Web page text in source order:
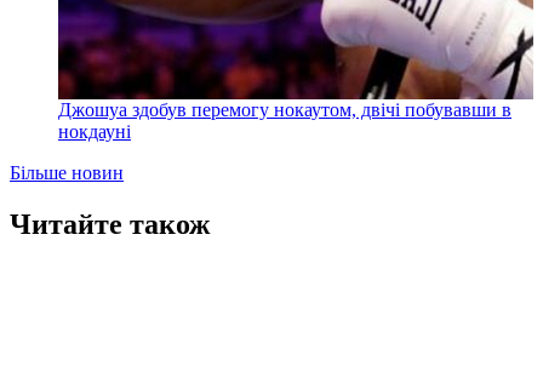
Джошуа здобув перемогу нокаутом, двічі побувавши в
нокдауні
Більше новин
Читайте також